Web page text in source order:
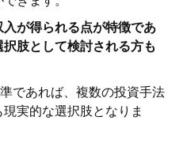
が得られる点が特徴であ
肢として検討される方も
であれば、複数の投資手法
実的な選択肢となりま